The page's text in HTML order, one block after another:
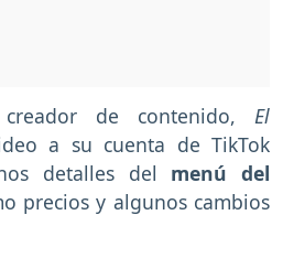
creador de contenido, El
a su cuenta de TikTok
detalles del menú del
precios y algunos cambios